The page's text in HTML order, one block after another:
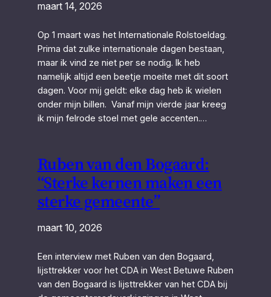
maart 14, 2026
Op 1 maart was het Internationale Rolstoeldag.
Prima dat zulke internationale dagen bestaan,
maar ik vind ze niet per se nodig. Ik heb
namelijk altijd een beetje moeite met dit soort
dagen. Voor mij geldt: elke dag heb ik wielen
onder mijn billen. Vanaf mijn vierde jaar kreeg
ik mijn felrode stoel met gele accenten.…
Ruben van den Bogaard:
“Sterke kernen maken een
sterke gemeente”
maart 10, 2026
Een interview met Ruben van den Bogaard,
lijsttrekker voor het CDA in West Betuwe Ruben
van den Bogaard is lijsttrekker van het CDA bij